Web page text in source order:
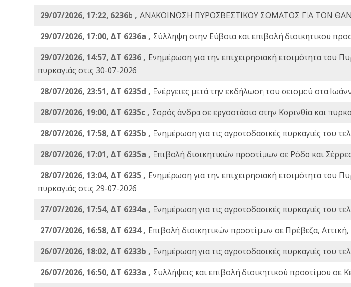
29/07/2026, 17:22, 6236b , ΑΝΑΚΟΙΝΩΣΗ ΠΥΡΟΣΒΕΣΤΙΚΟΥ ΣΩΜΑΤΟΣ ΓΙΑ ΤΟΝ
29/07/2026, 17:00, ΔΤ 6236a , Σύλληψη στην Εύβοια και επιβολή διοικητικού
29/07/2026, 14:57, ΔΤ 6236 , Ενημέρωση για την επιχειρησιακή ετοιμότητα του
πυρκαγιάς στις 30-07-2026
28/07/2026, 23:51, ΔΤ 6235d , Ενέργειες μετά την εκδήλωση του σεισμού στα
28/07/2026, 19:00, ΔΤ 6235c , Σορός άνδρα σε εργοστάσιο στην Κορινθία και
28/07/2026, 17:58, ΔΤ 6235b , Ενημέρωση για τις αγροτοδασικές πυρκαγιές του
28/07/2026, 17:01, ΔΤ 6235a , Eπιβολή διοικητικών προστίμων σε Ρόδο και Σέρρες
28/07/2026, 13:04, ΔΤ 6235 , Ενημέρωση για την επιχειρησιακή ετοιμότητα του
πυρκαγιάς στις 29-07-2026
27/07/2026, 17:54, ΔΤ 6234a , Ενημέρωση για τις αγροτοδασικές πυρκαγιές του
27/07/2026, 16:58, ΔΤ 6234 , Eπιβολή διοικητικών προστίμων σε Πρέβεζα, Αττική,
26/07/2026, 18:02, ΔΤ 6233b , Ενημέρωση για τις αγροτοδασικές πυρκαγιές του
26/07/2026, 16:50, ΔΤ 6233a , Συλλήψεις και επιβολή διοικητικού προστίμου σε